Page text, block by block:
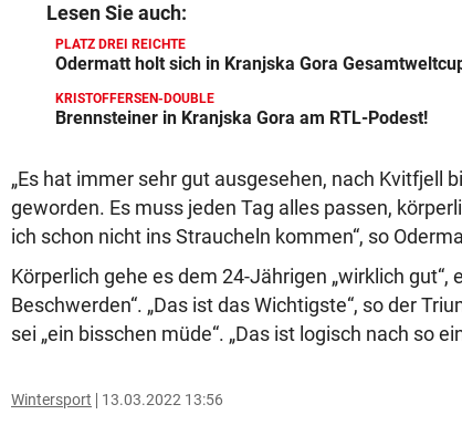
Lesen Sie auch:
PLATZ DREI REICHTE
Odermatt holt sich in Kranjska Gora
KRISTOFFERSEN-DOUBLE
Brennsteiner in Kranjska Gora am RTL-Podest!
„Es hat immer sehr gut ausgesehen, nach Kvitfjell
geworden. Es muss jeden Tag alles passen,
ich schon nicht ins Straucheln kommen“, so
Körperlich gehe es dem 24-Jährigen „wirklich gut“,
Beschwerden“. „Das ist das Wichtigste“, so der
sei „ein bisschen müde“. „Das ist logisch nach so
Wintersport 13.03.2022 13:56